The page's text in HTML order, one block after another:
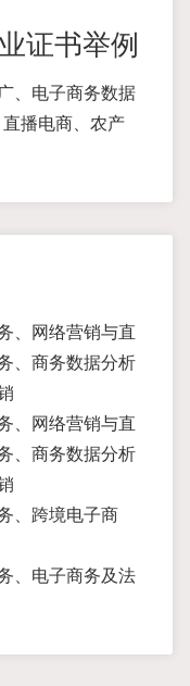
证书举例
、电子商务数据
播电商、农产
、网络营销与直
、商务数据分析
、网络营销与直
、商务数据分析
、跨境电子商
、电子商务及法